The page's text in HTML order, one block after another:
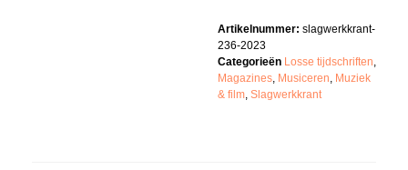
Artikelnummer: slagwerkkrant-
236-2023
Categorieën Losse tijdschriften,
Magazines, Musiceren, Muziek
& film, Slagwerkkrant